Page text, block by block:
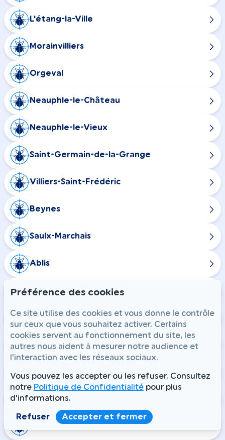
L'étang-la-Ville
Morainvilliers
Orgeval
Neauphle-le-Château
Neauphle-le-Vieux
Saint-Germain-de-la-Grange
Villiers-Saint-Frédéric
Beynes
Saulx-Marchais
Ablis
Boinville-le-Gaillard
Prunay-en-Yvelines
Saint-Martin-de-Bréthencourt
Villennes-sur-Seine
Préférence des cookies
Ce site utilise des cookies et vous donne le contrôle
sur ceux que vous souhaitez activer. Certains
cookies servent au fonctionnement du site, les
autres nous aident à mesurer notre audience et
l'interaction avec les réseaux sociaux.
Vous pouvez les accepter ou les refuser. Consultez
notre Politique de Confidentialité pour plus
d'informations.
Refuser Accepter et fermer